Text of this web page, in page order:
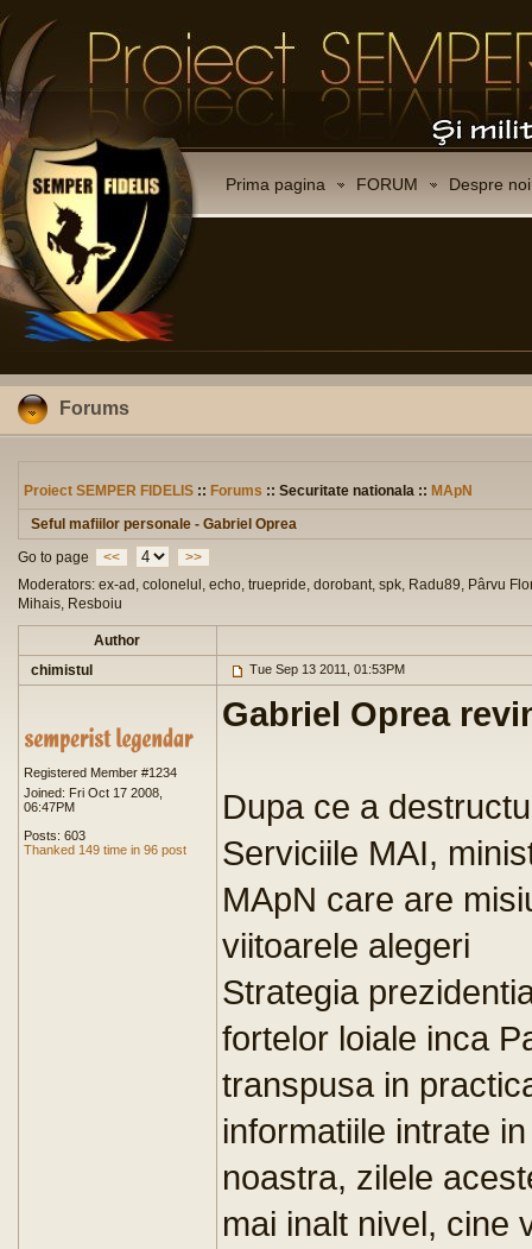
Prima pagina FORUM Despre noi
Forums
Proiect SEMPER FIDELIS :: Forums :: Securitate nationala :: MApN
Seful mafiilor personale - Gabriel Oprea
Go to page
<<
>>
Moderators: ex-ad, colonelul, echo, truepride, dorobant, spk, Radu89, Pârvu
Mihais, Resboiu
Author
chimistul
Tue Sep 13 2011, 01:53PM
Registered Member #1234
Joined: Fri Oct 17 2008,
06:47PM
Posts: 603
Thanked 149 time in 96 post
Gabriel Oprea
Dupa ce a
Serviciile MAI,
MApN care are
viitoarele alegeri
Strategia
fortelor loiale inca
transpusa in
informatiile intrate
noastra, zilele
mai inalt nivel, cine